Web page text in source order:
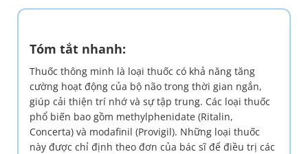
Tóm tắt nhanh:
Thuốc thông minh là loại thuốc có khả năng tăng
cường hoạt động của bộ não trong thời gian ngắn,
giúp cải thiện trí nhớ và sự tập trung. Các loại thuốc
phổ biến bao gồm methylphenidate (Ritalin,
Concerta) và modafinil (Provigil). Những loại thuốc
này được chỉ định theo đơn của bác sĩ để điều trị các